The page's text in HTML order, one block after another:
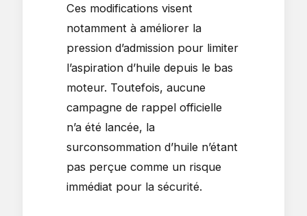
Ces modifications visent
notamment à améliorer la
pression d’admission pour limiter
l’aspiration d’huile depuis le bas
moteur. Toutefois, aucune
campagne de rappel officielle
n’a été lancée, la
surconsommation d’huile n’étant
pas perçue comme un risque
immédiat pour la sécurité.